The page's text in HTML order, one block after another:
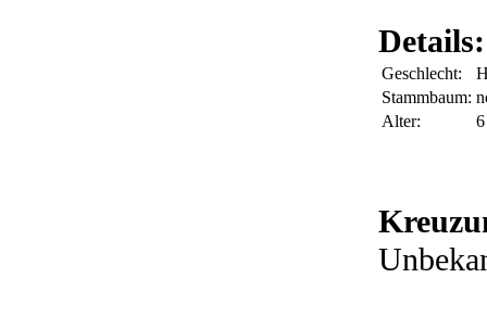
Details:
Geschlecht:
Stammbaum:
Alter: